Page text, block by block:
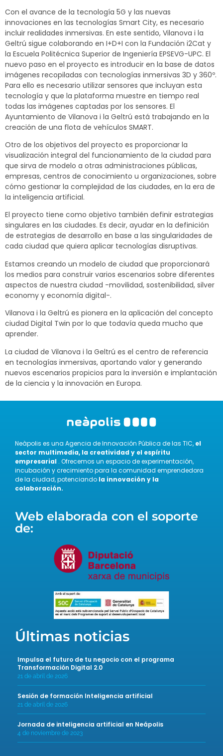
Con el avance de la tecnología 5G y las nuevas
innovaciones en las tecnologías Smart City, es necesario
incluir realidades inmersivas. En este sentido, Vilanova i la
Geltrú sigue colaborando en I+D+I con la Fundación i2Cat y
la Escuela Politécnica Superior de Ingeniería EPSEVG-UPC. El
nuevo paso en el proyecto es introducir en la base de datos
imágenes recopiladas con tecnologías inmersivas 3D y 360º.
Para ello es necesario utilizar sensores que incluyan esta
tecnología y que la plataforma muestre en tiempo real
todas las imágenes captadas por los sensores. El
Ayuntamiento de Vilanova i la Geltrú está trabajando en la
creación de una flota de vehículos SMART.
Otro de los objetivos del proyecto es proporcionar la
visualización integral del funcionamiento de la ciudad para
que sirva de modelo a otras administraciones públicas,
empresas, centros de conocimiento u organizaciones, sobre
cómo gestionar la complejidad de las ciudades, en la era de
la inteligencia artificial.
El proyecto tiene como objetivo también definir estrategias
singulares en las ciudades. Es decir, ayudar en la definición
de estrategias de desarrollo en base a las singularidades de
cada ciudad que quiera aplicar tecnologías disruptivas.
Estamos creando un modelo de ciudad que proporcionará
los medios para construir varios escenarios sobre diferentes
aspectos de nuestra ciudad -movilidad, sostenibilidad, silver
economy y economía digital-.
Vilanova i la Geltrú es pionera en la aplicación del concepto
ciudad Digital Twin por lo que todavía queda mucho que
aprender.
La ciudad de Vilanova i la Geltrú es el centro de referencia
en tecnologías inmersivas, aportando valor y generando
nuevos escenarios propicios para la inversión e implantación
de la ciencia y la innovación en Europa.
Neàpolis es una Agencia de Innovación Pública de las TIC, el
sector multimedia, la creatividad y el espíritu
empresarial . Ofrecemos un espacio de experimentación,
incubación y crecimiento para la comunidad emprendedora
de la ciudad, potenciando la innovación y la
colaboración.
Web elaborada con el soporte
de:
Últimas noticias
Impulsa el futuro de tu negocio con el programa
Transformación Digital 2.0
21 de abril de 2026
Sesión de formación Inteligencia artificial
21 de abril de 2026
Jornada de inteligencia artificial en Neápolis
4 de noviembre de 2023